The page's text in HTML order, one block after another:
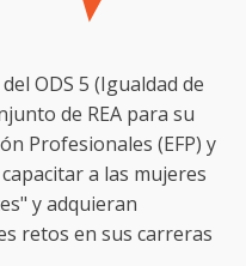
ODS 5 (Igualdad de
de REA para su
Profesionales (EFP) y
a las mujeres
y adquieran
retos en sus carreras